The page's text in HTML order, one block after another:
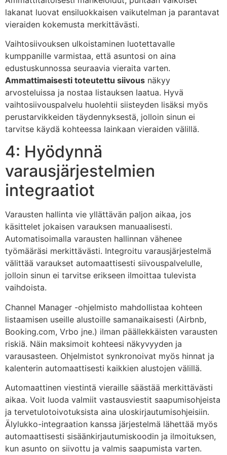
lakanat luovat ensiluokkaisen vaikutelman ja parantavat
vieraiden kokemusta merkittävästi.
Vaihtosiivouksen ulkoistaminen luotettavalle
kumppanille varmistaa, että asuntosi on aina
edustuskunnossa seuraavia vieraita varten.
Ammattimaisesti toteutettu siivous näkyy
arvosteluissa ja nostaa listauksen laatua. Hyvä
vaihtosiivouspalvelu huolehtii siisteyden lisäksi myös
perustarvikkeiden täydennyksestä, jolloin sinun ei
tarvitse käydä kohteessa lainkaan vieraiden välillä.
4: Hyödynnä
varausjärjestelmien
integraatiot
Varausten hallinta vie yllättävän paljon aikaa, jos
käsittelet jokaisen varauksen manuaalisesti.
Automatisoimalla varausten hallinnan vähenee
työmääräsi merkittävästi. Integroitu varausjärjestelmä
välittää varaukset automaattisesti siivouspalvelulle,
jolloin sinun ei tarvitse erikseen ilmoittaa tulevista
vaihdoista.
Channel Manager -ohjelmisto mahdollistaa kohteen
listaamisen useille alustoille samanaikaisesti (Airbnb,
Booking.com, Vrbo jne.) ilman päällekkäisten varausten
riskiä. Näin maksimoit kohteesi näkyvyyden ja
varausasteen. Ohjelmistot synkronoivat myös hinnat ja
kalenterin automaattisesti kaikkien alustojen välillä.
Automaattinen viestintä vieraille säästää merkittävästi
aikaa. Voit luoda valmiit vastausviestit saapumisohjeista
ja tervetulotoivotuksista aina uloskirjautumisohjeisiin.
Älylukko-integraation kanssa järjestelmä lähettää myös
automaattisesti sisäänkirjautumiskoodin ja ilmoituksen,
kun asunto on siivottu ja valmis saapumista varten.